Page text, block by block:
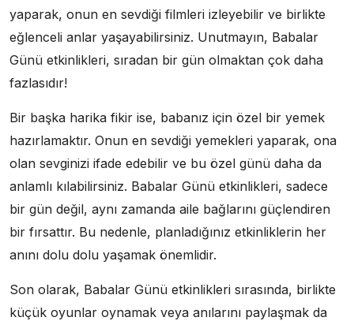
yaparak, onun en sevdiği filmleri izleyebilir ve birlikte
eğlenceli anlar yaşayabilirsiniz. Unutmayın, Babalar
Günü etkinlikleri, sıradan bir gün olmaktan çok daha
fazlasıdır!
Bir başka harika fikir ise, babanız için özel bir yemek
hazırlamaktır. Onun en sevdiği yemekleri yaparak, ona
olan sevginizi ifade edebilir ve bu özel günü daha da
anlamlı kılabilirsiniz. Babalar Günü etkinlikleri, sadece
bir gün değil, aynı zamanda aile bağlarını güçlendiren
bir fırsattır. Bu nedenle, planladığınız etkinliklerin her
anını dolu dolu yaşamak önemlidir.
Son olarak, Babalar Günü etkinlikleri sırasında, birlikte
küçük oyunlar oynamak veya anılarını paylaşmak da